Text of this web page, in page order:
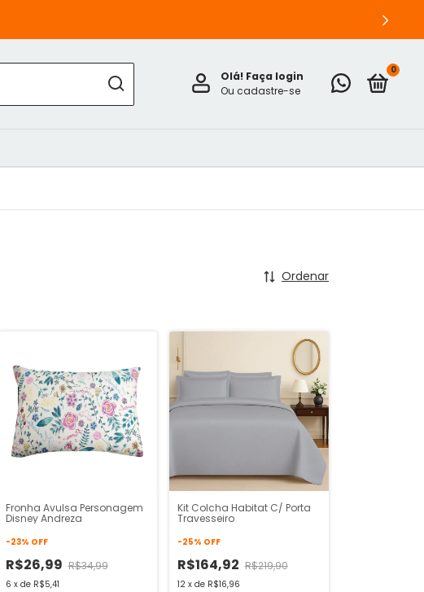
Olá! Faça login
Ou cadastre-se
0
Ordenar
Fronha Avulsa Personagem
Disney Andreza
-23% OFF
R$26,99 R$34,99
6 x de R$5,41
Kit Colcha Habitat C/ Porta
Travesseiro
-25% OFF
R$164,92 R$219,90
12 x de R$16,96